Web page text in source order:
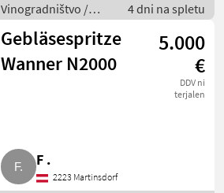
Vinogradništvo /
Drugi stroji za
vinogradništvo
4 dni na spletu
Gebläsespritze
Wanner N2000
5.000
€
DDV ni
terjalen
F .
2223 Martinsdorf